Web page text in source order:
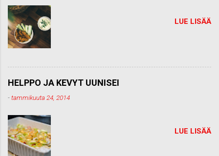
LUE LISÄÄ
HELPPO JA KEVYT UUNISEI
-tammikuuta 24, 2014
LUE LISÄÄ